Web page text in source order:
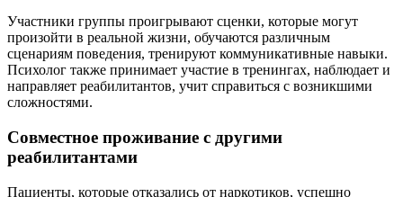
Участники группы проигрывают сценки, которые могут
произойти в реальной жизни, обучаются различным
сценариям поведения, тренируют коммуникативные навыки.
Психолог также принимает участие в тренингах, наблюдает и
направляет реабилитантов, учит справиться с возникшими
сложностями.
Совместное проживание с другими
реабилитантами
Пациенты, которые отказались от наркотиков, успешно